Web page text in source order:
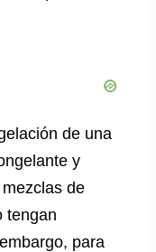
de una
y
de
tengan
para